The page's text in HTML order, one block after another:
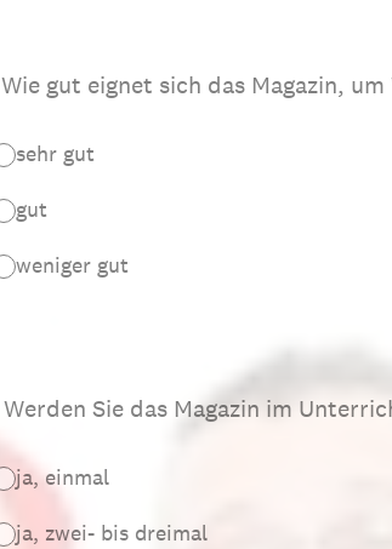
Wie gut eignet sich das Magazin,
sehr gut
gut
weniger gut
Werden Sie das Magazin im
ja, einmal
ja, zwei- bis dreimal